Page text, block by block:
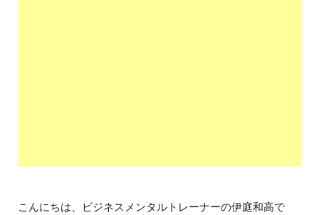
こんにちは、ビジネスメンタルトレーナーの伊庭和高で